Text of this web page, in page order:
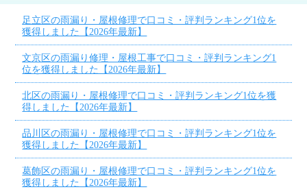
足立区の雨漏り・屋根修理で口コミ・評判ランキング1位を
獲得しました【2026年最新】
文京区の雨漏り修理・屋根工事で口コミ・評判ランキング1
位を獲得しました【2026年最新】
北区の雨漏り・屋根修理で口コミ・評判ランキング1位を獲
得しました【2026年最新】
品川区の雨漏り・屋根修理で口コミ・評判ランキング1位を
獲得しました【2026年最新】
葛飾区の雨漏り・屋根修理で口コミ・評判ランキング1位を
獲得しました【2026年最新】